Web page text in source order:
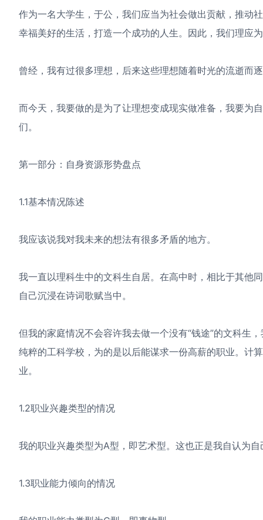
作为一名大学生，于公，我们应当为社会做出贡献，推动
幸福美好的生活，打造一个成功的人生。因此，我们理应
曾经，我有过很多理想，后来这些理想随着时光的流逝而
而今天，我要做的是为了让理想变成现实做准备，我要为
们。
第一部分：自身资源形势盘点
1.1基本情况陈述
我应该说我对我未来的想法有很多矛盾的地方。
我一直以理科生中的文科生自居。在高中时，相比于其他
自己沉浸在诗词歌赋当中。
但我的家庭情况不会容许我去做一个没有“钱途”的文科生
纯粹的工科学校，为的是以后能谋求一份高薪的职业。计
业。
1.2职业兴趣类型的情况
我的职业兴趣类型为A型，即艺术型。这也正是我自认为
1.3职业能力倾向的情况